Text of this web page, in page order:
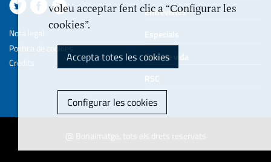
Entrevistes
Especials
Estil de vida
RSC
Nota legal
Politica de cookies
Crèdits
@ Bonaimatge, tots els drets reservats
voleu acceptar fent clic a “Configurar les
cookies”.
Accepta totes les cookies
Configurar les cookies